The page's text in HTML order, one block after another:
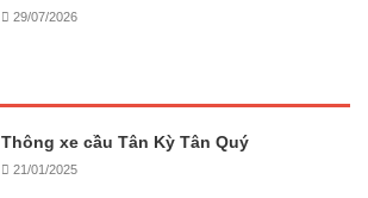
29/07/2026
Thông xe cầu Tân Kỳ Tân Quý
21/01/2025